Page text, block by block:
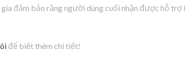
đảm bảo rằng người dùng cuối nhận được hỗ trợ
để biết thêm chi tiết!